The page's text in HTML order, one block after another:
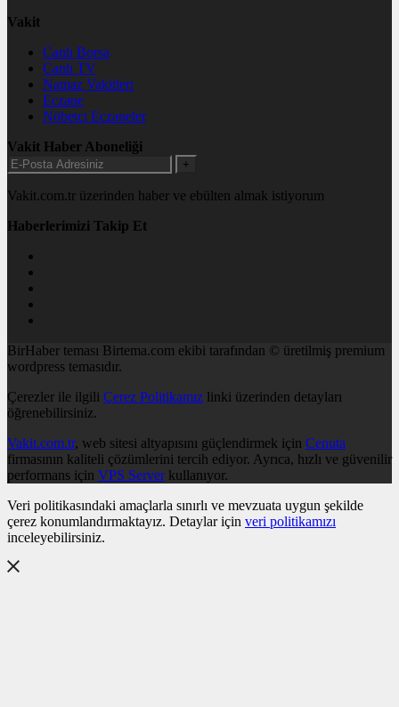
Vakit
Canlı Borsa
Canlı TV
Namaz Vakitleri
Eczane
Nöbetçi Eczaneler
Vakit Haber Aboneliği
+
Vakit.com.tr üzerinden haber ve ebülten almak istiyorum
Haberlerimizi Takip Et
BirHaber teması Birtema.com ekibi tarafından © üretilmiş premium
wordpress temasıdır.
Çerezler ile ilgili Çerez Politikamız linki üzerinden detayları
öğrenebilirsiniz.
Vakit.com.tr, web sitesi altyapısını güçlendirmek için Cenuta
firmasının kaliteli çözümlerini tercih ediyor. Ayrıca, hızlı ve güvenilir
performans için VPS Serverkullanıyor.
Veri politikasındaki amaçlarla sınırlı ve mevzuata uygun şekilde
çerez konumlandırmaktayız. Detaylar için veri politikamızı
inceleyebilirsiniz.